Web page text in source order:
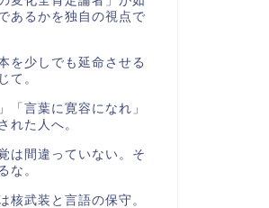
あるかを独自の視点で
を少しでも延命させる
て。
「言葉に寛容になれ」
れた人へ。
は間違っていない。そ
な。
核武装と言語の保守。